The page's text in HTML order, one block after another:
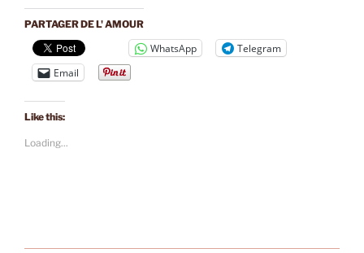
PARTAGER DE L' AMOUR
WhatsApp
Telegram
Email
Like this:
Loading...